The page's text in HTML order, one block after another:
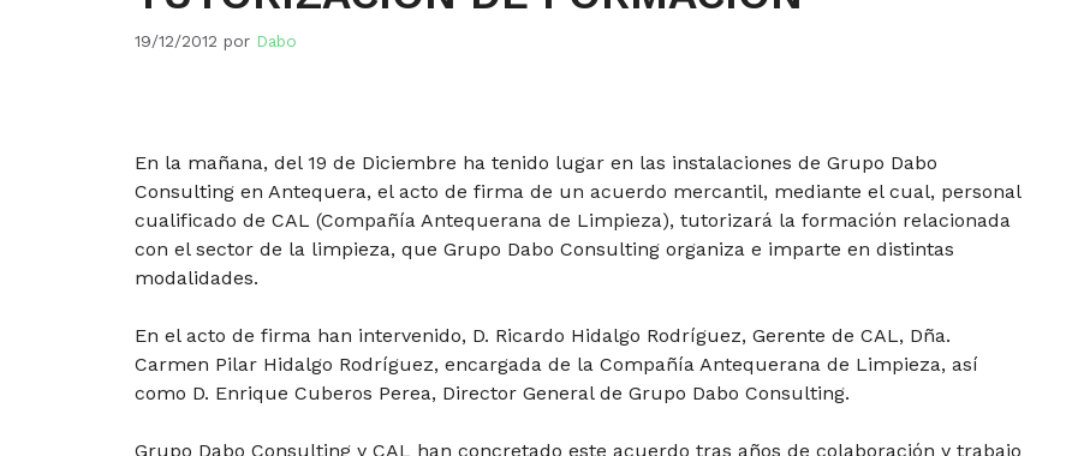
19/12/2012 por Dabo
En la mañana, del 19 de Diciembre ha tenido lugar en las instalaciones de Grupo Dabo
Consulting en Antequera, el acto de firma de un acuerdo mercantil, mediante el cual, personal
cualificado de CAL (Compañía Antequerana de Limpieza), tutorizará la formación relacionada
con el sector de la limpieza, que Grupo Dabo Consulting organiza e imparte en distintas
modalidades.
En el acto de firma han intervenido, D. Ricardo Hidalgo Rodríguez, Gerente de CAL, Dña.
Carmen Pilar Hidalgo Rodríguez, encargada de la Compañía Antequerana de Limpieza, así
como D. Enrique Cuberos Perea, Director General de Grupo Dabo Consulting.
Grupo Dabo Consulting y CAL han concretado este acuerdo tras años de colaboración y trabajo